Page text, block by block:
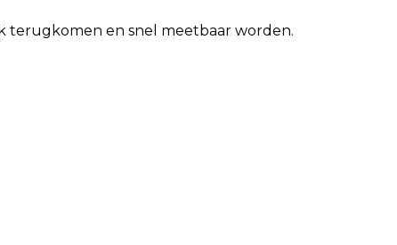
terugkomen en snel meetbaar worden.